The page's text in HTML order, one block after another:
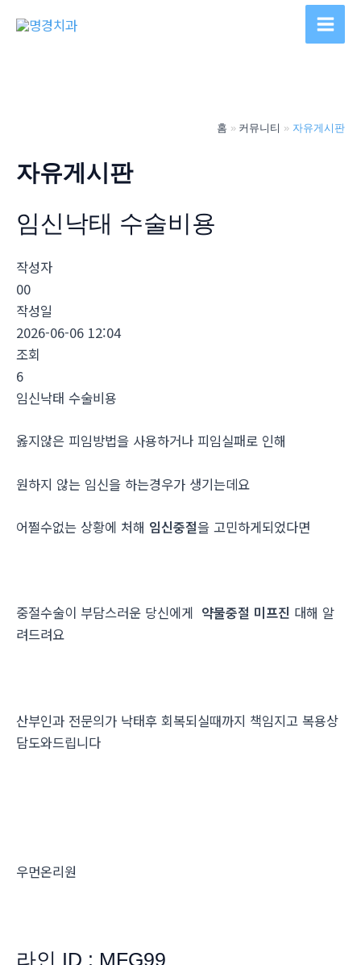
Main
홈 커뮤니티 자유게시판
자유게시판
임신낙­태 수술비용
작성자
00
작성일
2026-06-06 12:04
조회
6
임신낙­태 수술비용
옳지않은 피임방법을 사용하거나 피임실패로 인해
원하지 않는 임신을 하는경우가 생기는데요
어쩔수없는 상황에 처해 임신중절을 고민하게되었다면
중절수술이 부담스러운 당신에게 약물중절 미프진 대해 알
려드려요
산부인과 전문의가 낙태후 회복되실때까지 책임지고 복용상
담도와드립니다
우먼온리원
라인 ID : MFG99